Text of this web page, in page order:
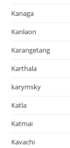
Kanaga
Kanlaon
Karangetang
Karthala
karymsky
Katla
Katmai
Kavachi